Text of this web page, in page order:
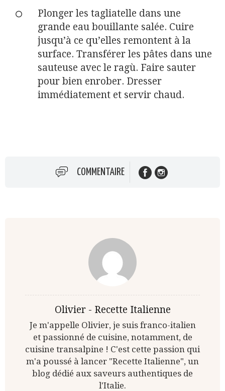
Plonger les tagliatelle dans une
grande eau bouillante salée. Cuire
jusqu’à ce qu’elles remontent à la
surface. Transférer les pâtes dans une
sauteuse avec le ragù. Faire sauter
pour bien enrober. Dresser
immédiatement et servir chaud.
COMMENTAIRE
Olivier - Recette Italienne
Je m'appelle Olivier, je suis franco-italien
et passionné de cuisine, notamment, de
cuisine transalpine ! C'est cette passion qui
m'a poussé à lancer "Recette Italienne", un
blog dédié aux saveurs authentiques de
l'Italie.